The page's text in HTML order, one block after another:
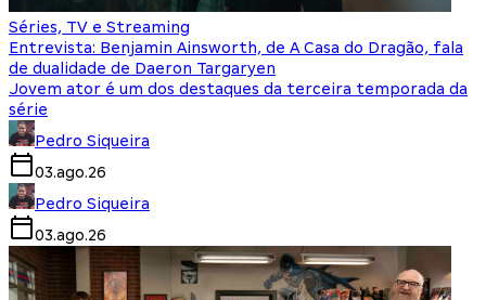
Séries, TV e Streaming
Entrevista: Benjamin Ainsworth, de A Casa do Dragão, fala
de dualidade de Daeron Targaryen
Jovem ator é um dos destaques da terceira temporada da
série
Pedro Siqueira
03.ago.26
Pedro Siqueira
03.ago.26